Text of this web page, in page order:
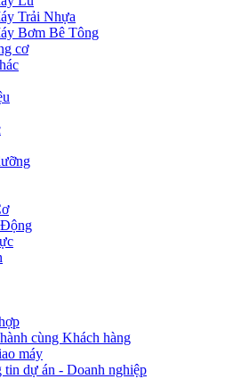
Trải Nhựa
Bơm Bê Tông
cơ
cùng Khách hàng
máy
tin dự án - Doanh nghiệp